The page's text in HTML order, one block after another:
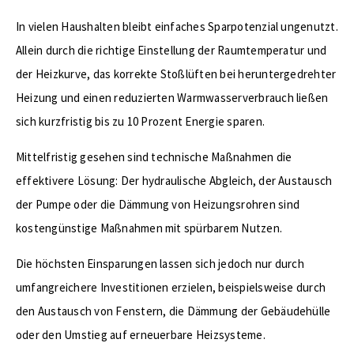
In vielen Haushalten bleibt einfaches Sparpotenzial ungenutzt.
Allein durch die richtige Einstellung der Raumtemperatur und
der Heizkurve, das korrekte Stoßlüften bei heruntergedrehter
Heizung und einen reduzierten Warmwasserverbrauch ließen
sich kurzfristig bis zu 10 Prozent Energie sparen.
Mittelfristig gesehen sind technische Maßnahmen die
effektivere Lösung: Der hydraulische Abgleich, der Austausch
der Pumpe oder die Dämmung von Heizungsrohren sind
kostengünstige Maßnahmen mit spürbarem Nutzen.
Die höchsten Einsparungen lassen sich jedoch nur durch
umfangreichere Investitionen erzielen, beispielsweise durch
den Austausch von Fenstern, die Dämmung der Gebäudehülle
oder den Umstieg auf erneuerbare Heizsysteme.